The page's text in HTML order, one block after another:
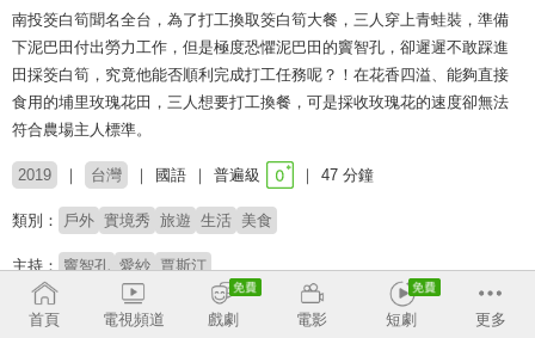
南投筊白筍聞名全台，為了打工換取筊白筍大餐，三人穿上青蛙裝，準備
下泥巴田付出勞力工作，但是極度恐懼泥巴田的竇智孔，卻遲遲不敢踩進
田採筊白筍，究竟他能否順利完成打工任務呢？！在花香四溢、能夠直接
食用的埔里玫瑰花田，三人想要打工換餐，可是採收玫瑰花的速度卻無法
符合農場主人標準。
2019 台灣 國語 普遍級 47 分鐘
類別： 戶外 實境秀 旅遊 生活 美食
主持： 竇智孔 愛紗 賈斯汀
# 美食探索 # 旅遊實境 # 戶外冒險# 上山下海# 打工換宿
首頁 電視頻道 戲劇 電影 短劇 更多